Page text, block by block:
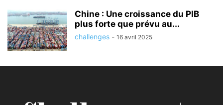
Chine : Une croissance du PIB
plus forte que prévu au...
challenges - 16 avril 2025